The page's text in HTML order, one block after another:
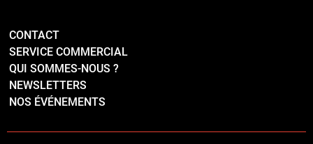
CONTACT
SERVICE COMMERCIAL
QUI SOMMES-NOUS ?
NEWSLETTERS
NOS ÉVÉNEMENTS